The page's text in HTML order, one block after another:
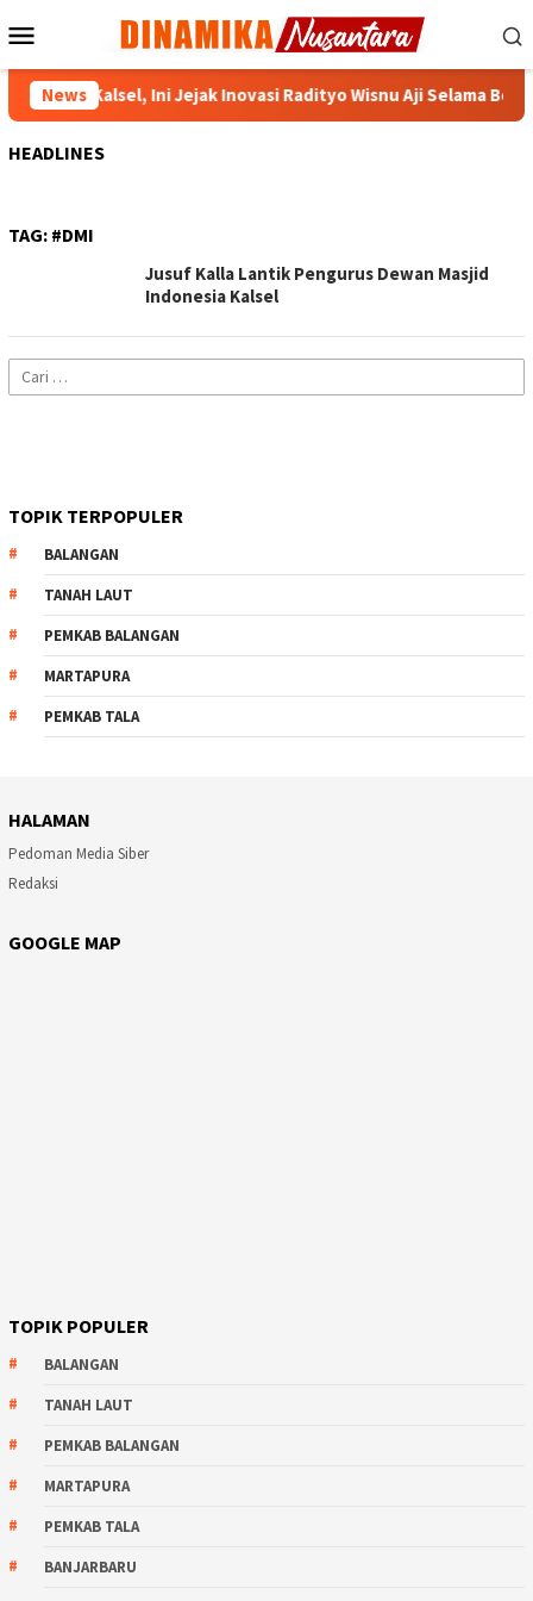
ke
Mobile
News
Kejati Kalsel, Ini Jejak Inovasi Radityo Wisnu Aji Selama
HEADLINES
TAG: #DMI
Jusuf Kalla Lantik Pengurus Dewan Masjid
Indonesia Kalsel
Cari
untuk:
TOPIK TERPOPULER
BALANGAN
TANAH LAUT
PEMKAB BALANGAN
MARTAPURA
PEMKAB TALA
HALAMAN
Pedoman Media Siber
Redaksi
GOOGLE MAP
TOPIK POPULER
BALANGAN
TANAH LAUT
PEMKAB BALANGAN
MARTAPURA
PEMKAB TALA
BANJARBARU